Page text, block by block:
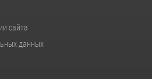
сайта
данных